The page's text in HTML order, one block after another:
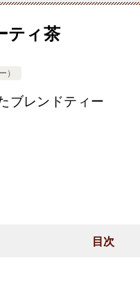
ティ茶
）
ブレンドティー
目次